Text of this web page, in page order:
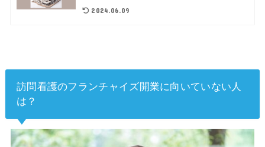
2024.06.09
訪問看護のフランチャイズ開業に向いていない人
は？